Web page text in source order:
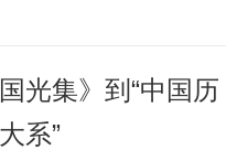
光集》到“中国历
系”